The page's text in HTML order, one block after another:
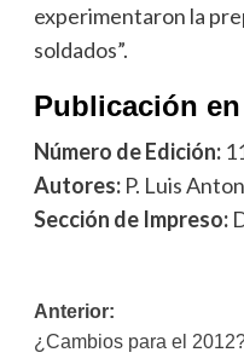
experimentaron la
soldados”.
Publicación
Número de Edición:
Autores:P. Luis
Sección de Impreso:
Navegación
de
Anterior:
¿Cambios para el